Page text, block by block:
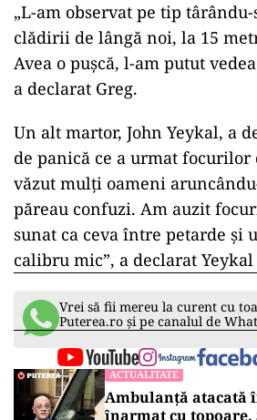
„L-am observat pe tip
clădirii de lângă noi, la 15
Avea o pușcă, l-am putut
a declarat Greg.
Un alt martor, John Yeykal, a
de panică ce a urmat focurilor
văzut mulți oameni
păreau confuzi. Am auzit
sunat ca ceva între petarde și
calibru mic”, a declarat
Vrei să fii mereu la curent cu
Puterea.ro și pe canalul de
ACTUALITATE
Ambulanță atacată
înarmat cu topoare.